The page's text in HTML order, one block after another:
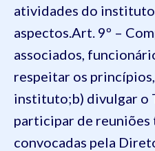
atividades do instituto
aspectos.Art. 9º –
associados,
respeitar os
instituto;b) divulgar o
participar de reuniões
convocadas pela